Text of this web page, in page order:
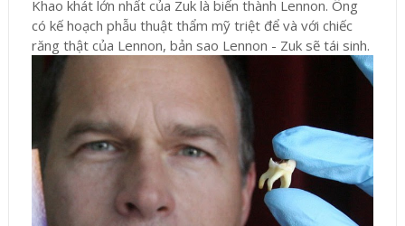
Khao khát lớn nhất của Zuk là biến thành Lennon. Ông
có kế hoạch phẫu thuật thẩm mỹ triệt để và với chiếc
răng thật của Lennon, bản sao Lennon - Zuk sẽ tái sinh.